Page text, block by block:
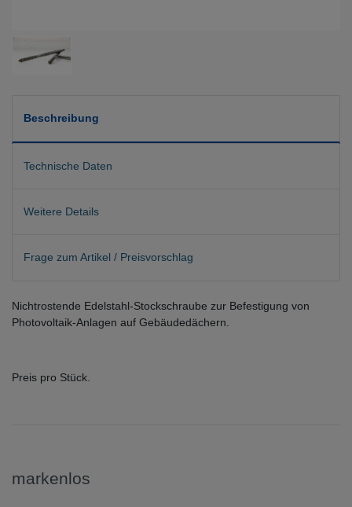
Beschreibung
Technische Daten
Weitere Details
Frage zum Artikel / Preisvorschlag
Nichtrostende Edelstahl-Stockschraube zur Befestigung von
Photovoltaik-Anlagen auf Gebäudedächern.
Preis pro Stück.
markenlos